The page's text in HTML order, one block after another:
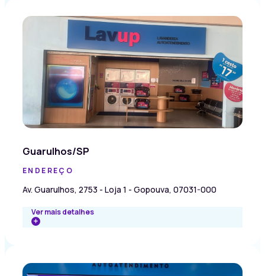
Guarulhos/SP
ENDEREÇO
Av. Guarulhos, 2753 - Loja 1 - Gopouva, 07031-000
Ver mais detalhes